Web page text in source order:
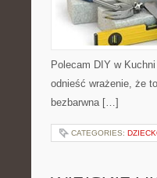
Polecam DIY w
odnieść wrażenie, że
bezbarwna […]
CATEGORIES: